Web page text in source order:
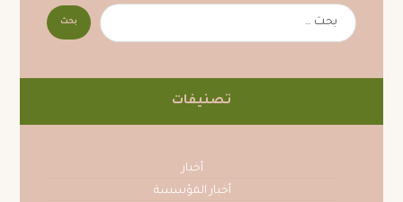
تصنيفات
أخبار
أخبار المؤسسة